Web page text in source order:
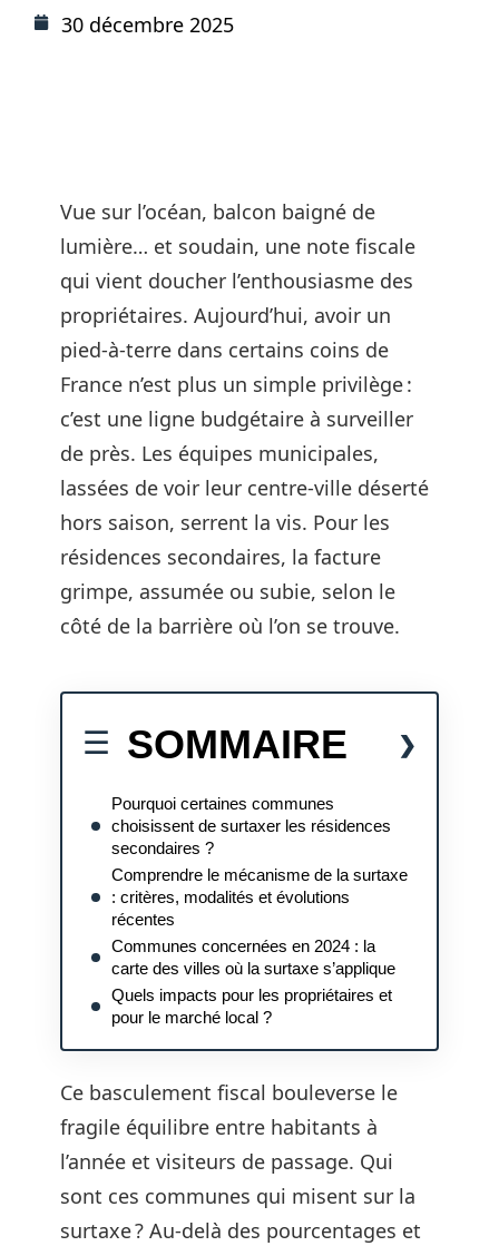
30 décembre 2025
Vue sur l’océan, balcon baigné de
lumière… et soudain, une note fiscale
qui vient doucher l’enthousiasme des
propriétaires. Aujourd’hui, avoir un
pied-à-terre dans certains coins de
France n’est plus un simple privilège :
c’est une ligne budgétaire à surveiller
de près. Les équipes municipales,
lassées de voir leur centre-ville déserté
hors saison, serrent la vis. Pour les
résidences secondaires, la facture
grimpe, assumée ou subie, selon le
côté de la barrière où l’on se trouve.
SOMMAIRE
Pourquoi certaines communes
choisissent de surtaxer les résidences
secondaires ?
Comprendre le mécanisme de la surtaxe
: critères, modalités et évolutions
récentes
Communes concernées en 2024 : la
carte des villes où la surtaxe s’applique
Quels impacts pour les propriétaires et
pour le marché local ?
Ce basculement fiscal bouleverse le
fragile équilibre entre habitants à
l’année et visiteurs de passage. Qui
sont ces communes qui misent sur la
surtaxe ? Au-delà des pourcentages et